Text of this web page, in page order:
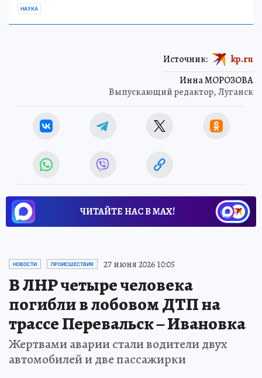
НАУКА
Инна МОРОЗОВА
Выпускающий редактор, Луганск
Источник: kp.ru
ЧИТАЙТЕ НАС В МАХ!
НОВОСТИ ПРОИСШЕСТВИЯ 27 июня 2026 10:05
В ЛНР четыре человека
погибли в лобовом ДТП на
трассе Перевальск – Ивановка
Жертвами аварии стали водители двух
автомобилей и две пассажирки